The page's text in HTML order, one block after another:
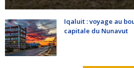
Iqaluit : voyage au
capitale du Nunavut